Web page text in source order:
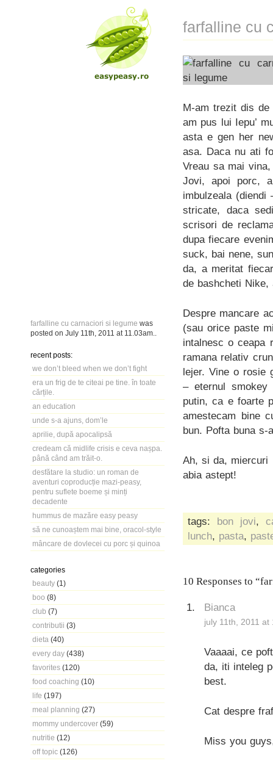
farfalline cu carnaciori si legume was
posted on July 11th, 2011 at 11.03am
recent posts:
we don’t bleed when we don’t fight
era un frig de te citeai pe tine. în toate
cărțile.
an education
unde s-a ajuns, dom’le
aprilie, după apocalipsă
credeam că midlife crisis e ceva nașpa.
până când am trăit-o.
desfătare la studio: un roman de
aventuri coproducție mazi-peasy,
pentru suflete boeme și minți
decadente
hummus de mazăre easy peasy
să ne cunoaștem mai bine, oracol-style
mâncare de dovlecei cu porc și quinoa
categories
beauty (1)
boo (8)
club (7)
contributii (3)
dieta (40)
every day (438)
favorites (120)
food coaching (10)
life (197)
meal planning (27)
mommy undercover (59)
nutritie (12)
off topic (126)
farfalline cu
M-am trezit dis de
am pus lui Iepu’
asta e gen her
asa. Daca nu ati
Vreau sa mai
Jovi, apoi porc,
imbulzeala
stricate, daca
scrisori de
dupa fiecare
suck, bai nene,
da, a meritat
de bashcheti
Despre mancare
(sau orice paste
intalnesc o ceapa
ramana relativ
lejer. Vine o rosie
– eternul smokey
putin, ca e foarte
amestecam bine
bun. Pofta buna
Ah, si da,
abia astept!
tags: bon jovi,
lunch, pasta,
10 Responses to
Bianca
july 11th, 2011 at
Vaaaai, ce
da, iti inteleg
best.
Cat despre
Miss you